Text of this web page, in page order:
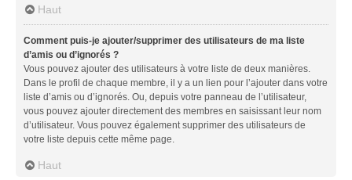
Haut
Comment puis-je ajouter/supprimer des utilisateurs de ma liste
d’amis ou d’ignorés ?
Vous pouvez ajouter des utilisateurs à votre liste de deux manières.
Dans le profil de chaque membre, il y a un lien pour l’ajouter dans votre
liste d’amis ou d’ignorés. Ou, depuis votre panneau de l’utilisateur,
vous pouvez ajouter directement des membres en saisissant leur nom
d’utilisateur. Vous pouvez également supprimer des utilisateurs de
votre liste depuis cette même page.
Haut